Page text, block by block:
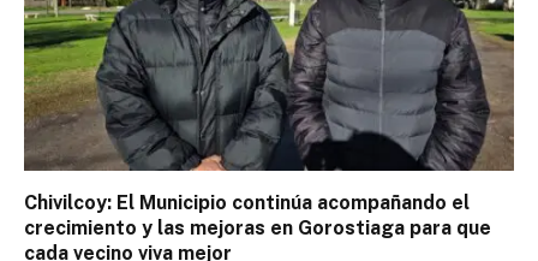
Chivilcoy: El Municipio continúa acompañando el
crecimiento y las mejoras en Gorostiaga para que
cada vecino viva mejor